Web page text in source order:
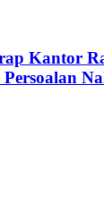
Kantor
Persoalan